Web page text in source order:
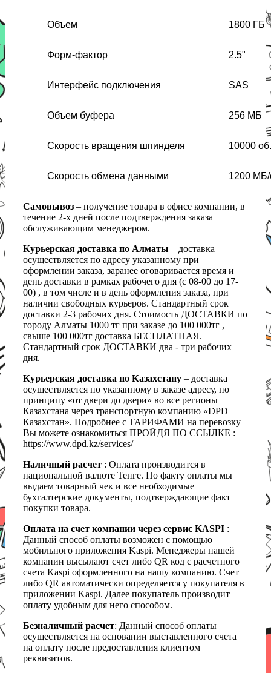
Объем 1800 ГБ
Форм-фактор 2.5"
Интерфейс подключения SAS
Объем буфера 256 МБ
Скорость вращения шпинделя 10000
Скорость обмена данными 1200 МБ/
Самовывоз – получение товара в офисе компании, в
течение 2-х дней после подтверждения заказа
обслуживающим менеджером.
Курьерская доставка по Алматы – доставка
осуществляется по адресу указанному при
оформлении заказа, заранее оговаривается время и
день доставки в рамках рабочего дня (с 08-00 до 17-
00) , в том числе и в день оформления заказа, при
наличии свободных курьеров. Стандартный срок
доставки 2-3 рабочих дня. Стоимость ДОСТАВКИ по
городу Алматы 1000 тг при заказе до 100 000тг ,
свыше 100 000тг доставка БЕСПЛАТНАЯ.
Стандартный срок ДОСТАВКИ два - три рабочих
дня.
Курьерская доставка по Казахстану – доставка
осуществляется по указанному в заказе адресу, по
принципу «от двери до двери» во все регионы
Казахстана через транспортную компанию «DPD
Казахстан». Подробнее с ТАРИФАМИ на перевозку
Вы можете ознакомиться ПРОЙДЯ ПО ССЫЛКЕ :
https://www.dpd.kz/services/
Наличный расчет : Оплата производится в
национальной валюте Тенге. По факту оплаты мы
выдаем товарный чек и все необходимые
бухгалтерские документы, подтверждающие факт
покупки товара.
Оплата на счет компании через сервис KASPI :
Данный способ оплаты возможен с помощью
мобильного приложения Kaspi. Менеджеры нашей
компании высылают счет либо QR код с расчетного
счета Kaspi оформленного на нашу компанию. Счет
либо QR автоматически определяется у покупателя в
приложении Kaspi. Далее покупатель производит
оплату удобным для него способом.
Безналичный расчет: Данный способ оплаты
осуществляется на основании выставленного счета
на оплату после предоставления клиентом
реквизитов.